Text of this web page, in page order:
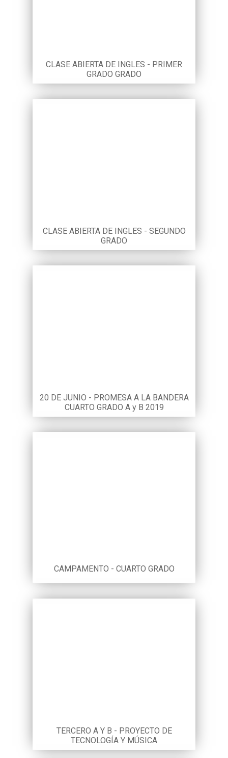
CLASE ABIERTA DE INGLES - PRIMER
GRADO GRADO
CLASE ABIERTA DE INGLES - SEGUNDO
GRADO
20 DE JUNIO - PROMESA A LA BANDERA
CUARTO GRADO A y B 2019
CAMPAMENTO - CUARTO GRADO
TERCERO A Y B - PROYECTO DE
TECNOLOGÍA Y MÚSICA